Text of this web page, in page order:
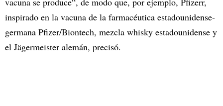
inspirado en la vacuna de la farmacéutica estadounidense-
germana Pfizer/Biontech, mezcla whisky estadounidense y
el Jägermeister alemán, precisó.